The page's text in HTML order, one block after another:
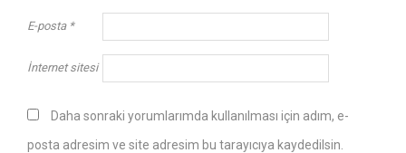
E-posta *
İnternet sitesi
Daha sonraki yorumlarımda kullanılması için adım, e-
posta adresim ve site adresim bu tarayıcıya kaydedilsin.